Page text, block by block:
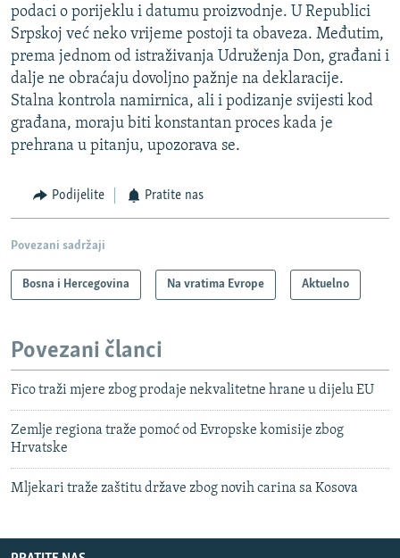
podaci o porijeklu i datumu proizvodnje. U Republici
Srpskoj već neko vrijeme postoji ta obaveza. Međutim,
prema jednom od istraživanja Udruženja Don, građani i
dalje ne obraćaju dovoljno pažnje na deklaracije.
Stalna kontrola namirnica, ali i podizanje svijesti kod
građana, moraju biti konstantan proces kada je
prehrana u pitanju, upozorava se.
Podijelite Pratite nas
Povezani sadržaji
Bosna i Hercegovina Na vratima Evrope Aktuelno
Povezani članci
Fico traži mjere zbog prodaje nekvalitetne hrane u dijelu EU
Zemlje regiona traže pomoć od Evropske komisije zbog
Hrvatske
Mljekari traže zaštitu države zbog novih carina sa Kosova